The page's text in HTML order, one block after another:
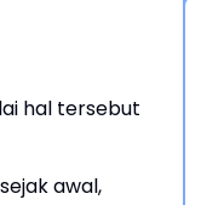
hal tersebut
awal,